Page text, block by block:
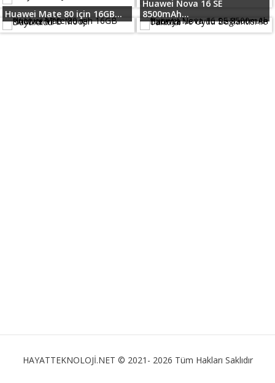
Huawei Mate 80 için 16GB...
Huawei Nova 16 SE
8500mAh...
HAYATTEKNOLOJİ.NET © 2021- 2026 Tüm Hakları Saklıdır